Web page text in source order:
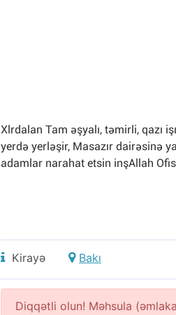
Xlrdalan Tam əşyalı, təmirli, qazı
yerdə yerləşir, Masazır dairəsinə
adamlar narahat etsin inşAllah
Kirayə Bakı
Diqqətli olun! Məhsula